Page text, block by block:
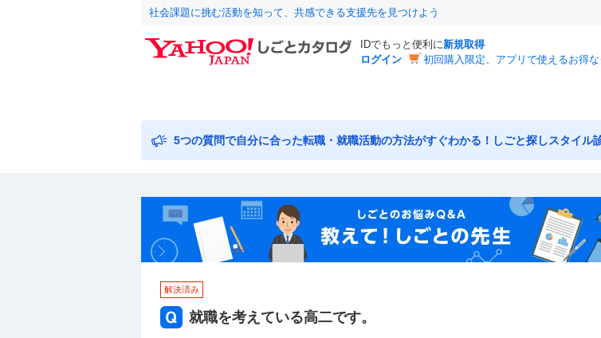
社会課題に挑む活動を知って、共感できる支援先を見つけよう
IDでもっと便利に新規取得
ログイン
初回購入限定、アプリで使えるお得
5つの質問で自分に合った転職・就職活動の方法がすぐわかる！しごと探しスタイル
解決済み
就職を考えている高二です。